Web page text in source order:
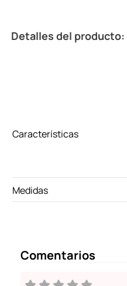
Detalles del producto:
Características
Medidas
Comentarios